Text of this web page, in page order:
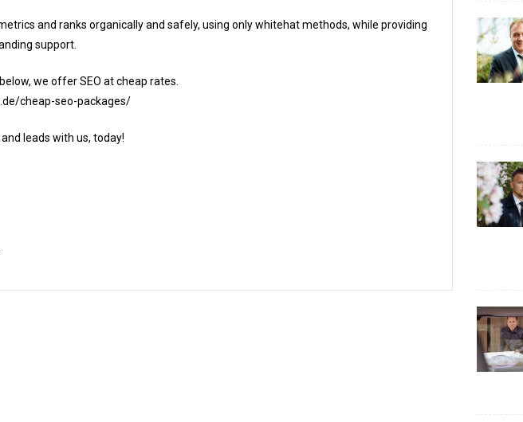
and ranks organically and safely, using only whitehat methods, while providing
support.
we offer SEO at cheap rates.
cheap-seo-packages/
leads with us, today!